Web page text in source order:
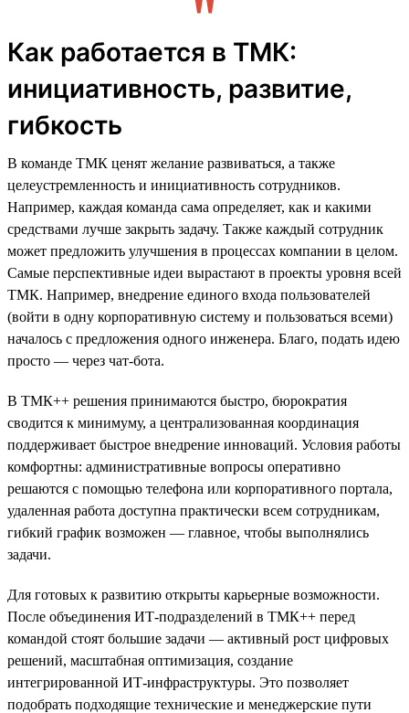
Как работается в ТМК:
инициативность, развитие,
гибкость
В команде ТМК ценят желание развиваться, а также
целеустремленность и инициативность сотрудников.
Например, каждая команда сама определяет, как и какими
средствами лучше закрыть задачу. Также каждый сотрудник
может предложить улучшения в процессах компании в целом.
Самые перспективные идеи вырастают в проекты уровня всей
ТМК. Например, внедрение единого входа пользователей
(войти в одну корпоративную систему и пользоваться всеми)
началось с предложения одного инженера. Благо, подать идею
просто — через чат-бота.
В ТМК++ решения принимаются быстро, бюрократия
сводится к минимуму, а централизованная координация
поддерживает быстрое внедрение инноваций. Условия работы
комфортны: административные вопросы оперативно
решаются с помощью телефона или корпоративного портала,
удаленная работа доступна практически всем сотрудникам,
гибкий график возможен — главное, чтобы выполнялись
задачи.
Для готовых к развитию открыты карьерные возможности.
После объединения ИТ-подразделений в ТМК++ перед
командой стоят большие задачи — активный рост цифровых
решений, масштабная оптимизация, создание
интегрированной ИТ-инфраструктуры. Это позволяет
подобрать подходящие технические и менеджерские пути